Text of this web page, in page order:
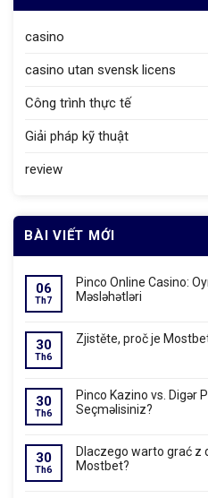
casino
casino utan svensk licens
Công trình thực tế
Giải pháp kỹ thuật
review
BÀI VIẾT MỚI
06
Th7
Pinco Online Casino:
Məsləhətləri
30
Th6
Zjistěte, proč je
30
Th6
Pinco Kazino vs. Digər
Seçməlisiniz?
30
Th6
Dlaczego warto grać
Mostbet?